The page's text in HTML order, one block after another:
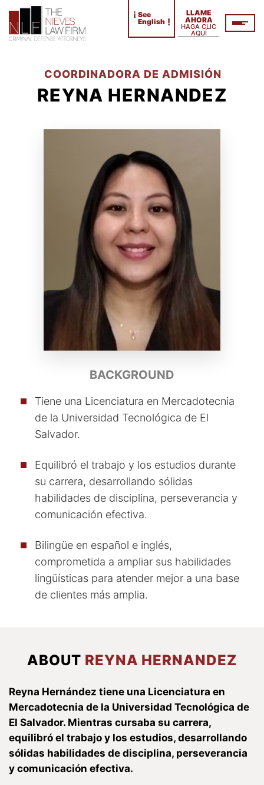
¡ See
English !
LLAME
AHORA
HAGA CLIC
AQUÍ
COORDINADORA DE ADMISIÓN
REYNA HERNANDEZ
BACKGROUND
Tiene una Licenciatura en Mercadotecnia
de la Universidad Tecnológica de El
Salvador.
Equilibró el trabajo y los estudios durante
su carrera, desarrollando sólidas
habilidades de disciplina, perseverancia y
comunicación efectiva.
Bilingüe en español e inglés,
comprometida a ampliar sus habilidades
lingüísticas para atender mejor a una base
de clientes más amplia.
ABOUT REYNA HERNANDEZ
Reyna Hernández tiene una Licenciatura en
Mercadotecnia de la Universidad Tecnológica de
El Salvador. Mientras cursaba su carrera,
equilibró el trabajo y los estudios, desarrollando
sólidas habilidades de disciplina, perseverancia
y comunicación efectiva.